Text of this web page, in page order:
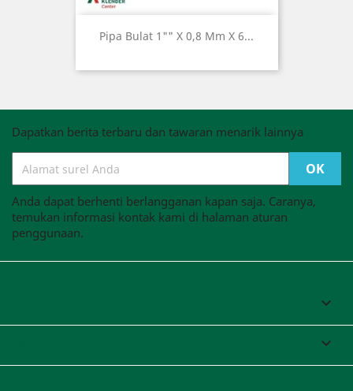
Pipa Bulat 1"" X 0,8 Mm X 6...
Dapatkan berita terbaru dan tawaran menarik lainnya
Anda dapat berhenti berlangganan kapan saja. Caranya,
temukan informasi kontak kami di halaman aturan
penggunaan.

